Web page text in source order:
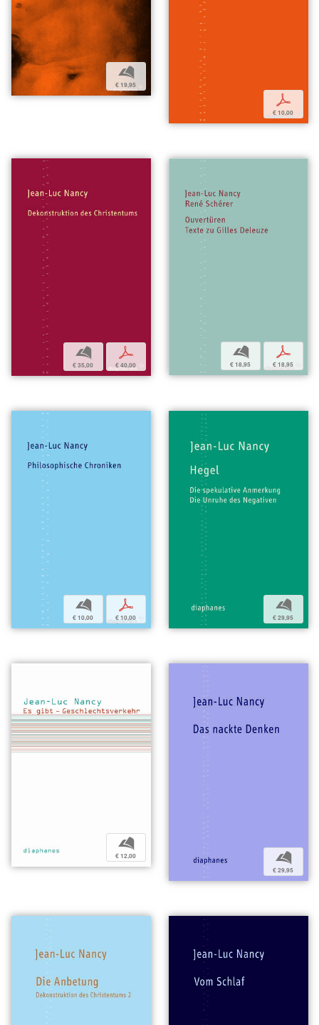
b
€ 19,95
p
€ 10,00
b
€ 35,00
p
€ 40,00
b
€ 18,95
p
€ 18,95
b
€ 10,00
p
€ 10,00
b
€ 29,95
b
€ 12,00 b
€ 29,95